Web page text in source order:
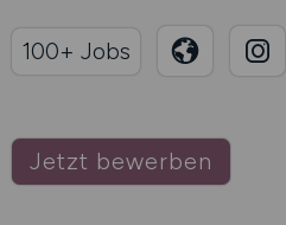
Jetzt bewerben
100+ Jobs